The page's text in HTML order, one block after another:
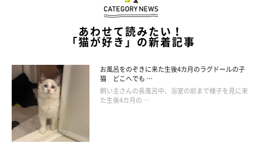
@usako3883
またあるときは、すんでのところで落下を免れながらも、
あわせて読みたい！
「猫が好き」の新着記事
お風呂をのぞきに来た生後4カ月のラグドールの子
猫 どこへでも …
飼い主さんの長風呂中、浴室の前まで様子を見に来
た生後4カ月の …